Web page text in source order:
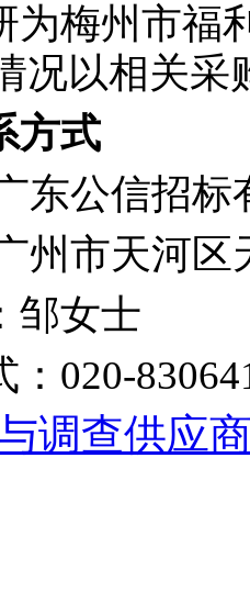
为梅州市福
况以相关采
方式
东公信招标
州市天河区
邹女士
：020-
调查供应